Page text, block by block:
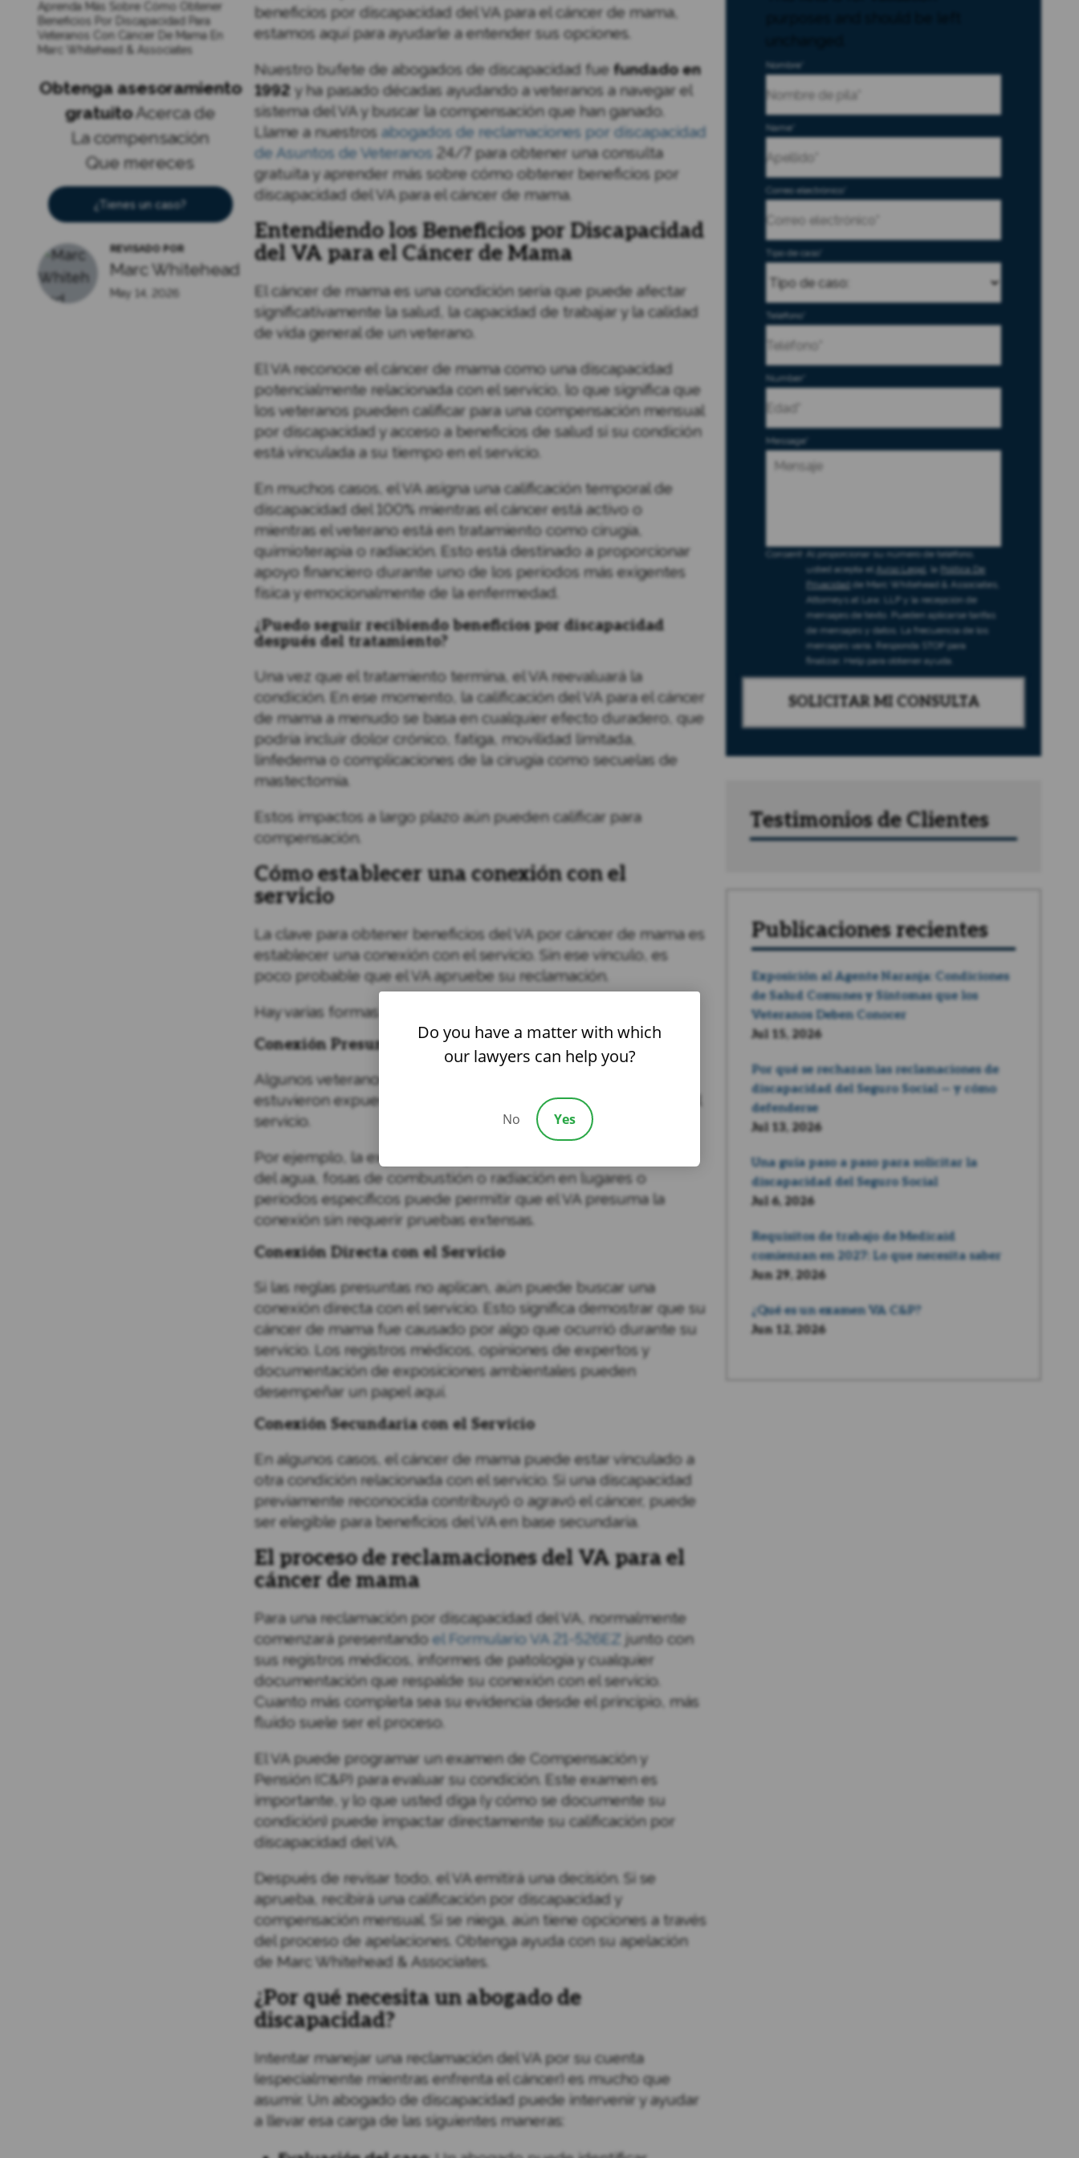
Aprenda Más Sobre Cómo Obtener
Beneficios Por Discapacidad Para
Veteranos Con Cáncer De Mama En
Marc Whitehead & Associates
Obtenga asesoramiento
gratuitoAcerca de
La compensación
Que mereces
¿Tienes un caso?
REVISADO POR
Marc Whitehead
May 14, 2026
beneficios por discapacidad del VA para el cáncer de mama,
estamos aquí para ayudarle a entender sus opciones.
Nuestro bufete de abogados de discapacidad fue fundado en
1992 y ha pasado décadas ayudando a veteranos a navegar el
sistema del VA y buscar la compensación que han ganado.
Llame a nuestros abogados de reclamaciones por discapacidad
de Asuntos de Veteranos 24/7 para obtener una consulta
gratuita y aprender más sobre cómo obtener beneficios por
discapacidad del VA para el cáncer de mama.
Entendiendo los Beneficios por Discapacidad
del VA para el Cáncer de Mama
El cáncer de mama es una condición seria que puede afectar
significativamente la salud, la capacidad de trabajar y la calidad
de vida general de un veterano.
El VA reconoce el cáncer de mama como una discapacidad
potencialmente relacionada con el servicio, lo que significa que
los veteranos pueden calificar para una compensación mensual
por discapacidad y acceso a beneficios de salud si su condición
está vinculada a su tiempo en el servicio.
En muchos casos, el VA asigna una calificación temporal de
discapacidad del 100% mientras el cáncer está activo o
mientras el veterano está en tratamiento como cirugía,
quimioterapia o radiación. Esto está destinado a proporcionar
apoyo financiero durante uno de los períodos más exigentes
física y emocionalmente de la enfermedad.
¿Puedo seguir recibiendo beneficios por discapacidad
después del tratamiento?
Una vez que el tratamiento termina, el VA reevaluará la
condición. En ese momento, la calificación del VA para el cáncer
de mama a menudo se basa en cualquier efecto duradero, que
podría incluir dolor crónico, fatiga, movilidad limitada,
linfedema o complicaciones de la cirugía como secuelas de
mastectomía.
Estos impactos a largo plazo aún pueden calificar para
compensación.
Cómo establecer una conexión con el
servicio
La clave para obtener beneficios del VA por cáncer de mama es
establecer una conexión con el servicio. Sin ese vínculo, es
poco probable que el VA apruebe su reclamación.
Hay varias formas de hacerlo.
Conexión Presunta con el Servicio
Algunos veteranos pueden calificar bajo reglas presuntas si
estuvieron expuestos a ciertas sustancias peligrosas durante el
servicio.
Por ejemplo, la exposición a químicos tóxicos, contaminación
del agua, fosas de combustión o radiación en lugares o
períodos específicos puede permitir que el VA presuma la
conexión sin requerir pruebas extensas.
Conexión Directa con el Servicio
Si las reglas presuntas no aplican, aún puede buscar una
conexión directa con el servicio. Esto significa demostrar que su
cáncer de mama fue causado por algo que ocurrió durante su
servicio. Los registros médicos, opiniones de expertos y
documentación de exposiciones ambientales pueden
desempeñar un papel aquí.
Conexión Secundaria con el Servicio
En algunos casos, el cáncer de mama puede estar vinculado a
otra condición relacionada con el servicio. Si una discapacidad
previamente reconocida contribuyó o agravó el cáncer, puede
ser elegible para beneficios del VA en base secundaria.
El proceso de reclamaciones del VA para el
cáncer de mama
Para una reclamación por discapacidad del VA, normalmente
comenzará presentandoel Formulario VA 21-526EZ junto con
sus registros médicos, informes de patología y cualquier
documentación que respalde su conexión con el servicio.
Cuanto más completa sea su evidencia desde el principio, más
fluido suele ser el proceso.
El VA puede programar un examen de Compensación y
Pensión (C&P) para evaluar su condición. Este examen es
importante, y lo que usted diga (y cómo se documente su
condición) puede impactar directamente su calificación por
discapacidad del VA.
Después de revisar todo, el VA emitirá una decisión. Si se
aprueba, recibirá una calificación por discapacidad y
compensación mensual. Si se niega, aún tiene opciones a través
del proceso de apelaciones. Obtenga ayuda con su apelación
de Marc Whitehead & Associates.
¿Por qué necesita un abogado de
discapacidad?
Intentar manejar una reclamación del VA por su cuenta
(especialmente mientras enfrenta el cáncer) es mucho que
asumir. Un abogado de discapacidad puede intervenir y ayudar
a llevar esa carga de las siguientes maneras:
Nombre
Name
Correo electrónico
Tipo de caso
Teléfono
Number
Message
Consent
Al proporcionar su número de teléfono,
usted acepta el Aviso Legal , la
Política De
Privacidad de Marc Whitehead & Associates,
Attorneys at Law, LLP y la recepción de
mensajes de texto. Pueden aplicarse tarifas
de mensajes y datos. La frecuencia de los
mensajes varía. Responda STOP para
finalizar, Help para obtener ayuda.
Testimonios de Clientes
Publicaciones recientes
Exposición al Agente Naranja: Condiciones
de Salud Comunes y Síntomas que los
Veteranos Deben Conocer
Jul 15, 2026
Por qué se rechazan las reclamaciones de
discapacidad del Seguro Social — y cómo
defenderse
Jul 13, 2026
Una guía paso a paso para solicitar la
discapacidad del Seguro Social
Jul 6, 2026
Requisitos de trabajo de Medicaid
comienzan en 2027: Lo que necesita saber
Jun 29, 2026
¿Qué es un examen VA C&P?
Jun 12, 2026
Do you have a matter with which
our lawyers can help you?
No Yes